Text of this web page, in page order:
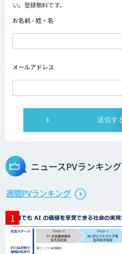
Dify開発支援
SELFBOT
製造業特化型
財/FMEA/電
異常検知AI
い。登録無料です。
お名前 - 姓・名
メールアドレス
ニュースPVランキング
週間PVランキング